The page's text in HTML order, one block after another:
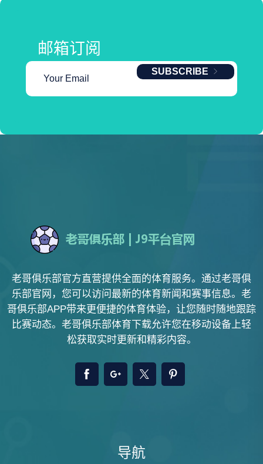
邮箱订阅
SUBSCRIBE
老哥俱乐部官方直营提供全面的体育服务。通过老哥俱
乐部官网，您可以访问最新的体育新闻和赛事信息。老
哥俱乐部APP带来更便捷的体育体验，让您随时随地跟踪
比赛动态。老哥俱乐部体育下载允许您在移动设备上轻
松获取实时更新和精彩内容。
导航